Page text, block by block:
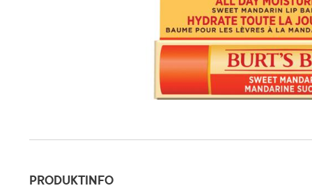
PRODUKTINFO